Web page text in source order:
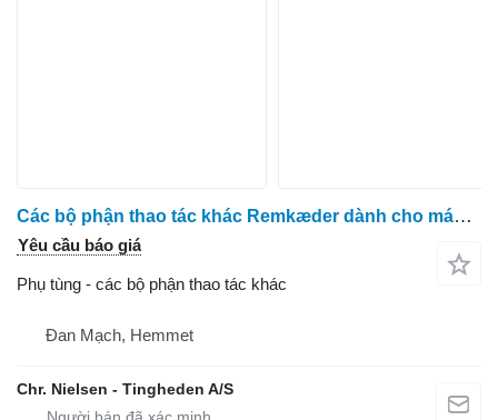
Các bộ phận thao tác khác Remkæder dành cho máy thu hoạch cà rốt ASA Asa Lift
Yêu cầu báo giá
Phụ tùng - các bộ phận thao tác khác
Đan Mạch, Hemmet
Chr. Nielsen - Tingheden A/S